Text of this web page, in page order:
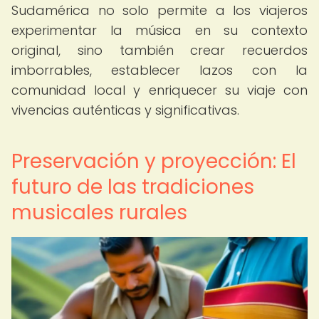
Sudamérica no solo permite a los viajeros
experimentar la música en su contexto
original, sino también crear recuerdos
imborrables, establecer lazos con la
comunidad local y enriquecer su viaje con
vivencias auténticas y significativas.
Preservación y proyección: El
futuro de las tradiciones
musicales rurales